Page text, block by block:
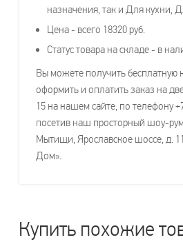
назначения, так и Для кухни,
Цена - всего 18320 руб.
Статус товара на складе - в
Вы можете получить бесплатную
оформить и оплатить заказ на
15 на нашем сайте, по телефону
посетив наш просторный шоу-рум
Мытищи, Ярославское шоссе, д.
Дом».
Купить похожие